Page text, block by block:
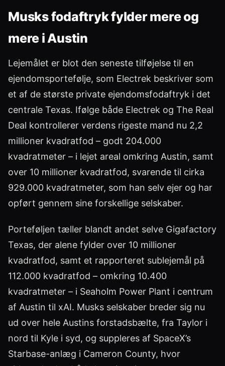
Musks fodaftryk fylder mere og
mere i Austin
Lejemålet er blot den seneste tilføjelse til en
ejendomsportefølje, som Electrek beskriver som
et af de største private ejendomsfodaftryk i det
centrale Texas. Ifølge både Electrek og The Real
Deal kontrollerer verdens rigeste mand nu 2,2
millioner kvadratfod – godt 204.000
kvadratmeter – i lejet areal omkring Austin, samt
over 10 millioner kvadratfod, svarende til cirka
929.000 kvadratmeter, som han selv ejer og har
opført gennem sine forskellige selskaber.
Porteføljen tæller blandt andet selve Gigafactory
Texas, der alene fylder over 10 millioner
kvadratfod, samt et rapporteret sublejemål på
112.000 kvadratfod – omkring 10.400
kvadratmeter – i Seaholm Power Plant i centrum
af Austin til xAI. Musks selskaber breder sig nu
ud over hele Austins forstadsbælte, fra Taylor i
nord til Kyle i syd, og suppleres af SpaceX’s
Starbase-anlæg i Cameron County, hvor